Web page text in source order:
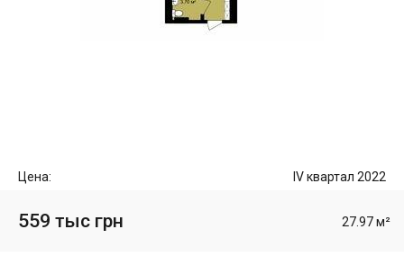
Цена: IV квартал 2022
559 тыс грн 27.97 м²